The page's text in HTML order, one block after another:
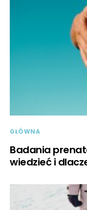
GŁÓWNA
Badania
wiedzieć i